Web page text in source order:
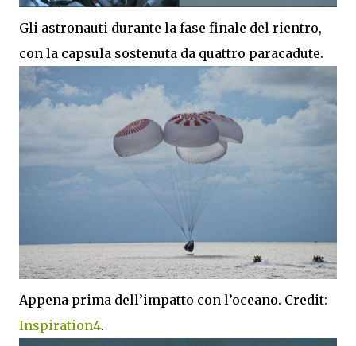
Gli astronauti durante la fase finale del rientro,
con la capsula sostenuta da quattro paracadute.
Appena prima dell’impatto con l’oceano. Credit:
Inspiration4.